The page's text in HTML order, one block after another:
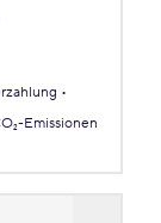
Emissionen